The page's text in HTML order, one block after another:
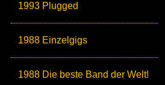
1993 Plugged
1988 Einzelgigs
1988 Die beste Band der Welt!